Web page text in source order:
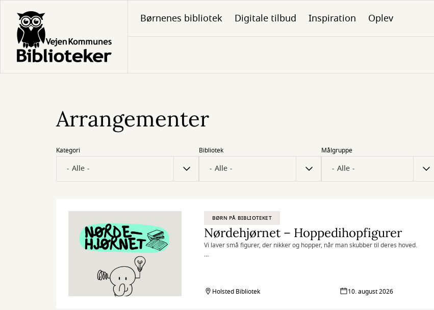
hovedindhold
Børnenes bibliotek Digitale tilbud Inspiration Oplev
Arrangementer
Kategori Bibliotek Målgruppe
BØRN PÅ BIBLIOTEKET
Nørdehjørnet – Hoppedihopfigurer
Vi laver små figurer, der nikker og hopper, når man skubber til deres hoved.
lade både børn og voksnes skaberglæde få frit spil.
Holsted Bibliotek 10. august 2026